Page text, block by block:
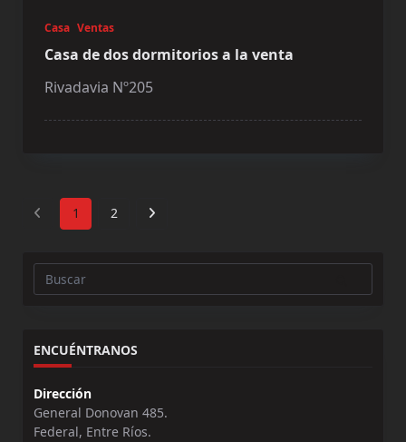
Casa Ventas
Casa de dos dormitorios a la venta
Rivadavia Nº205
1 2
Buscar:
ENCUÉNTRANOS
Dirección
General Donovan 485.
Federal, Entre Ríos.